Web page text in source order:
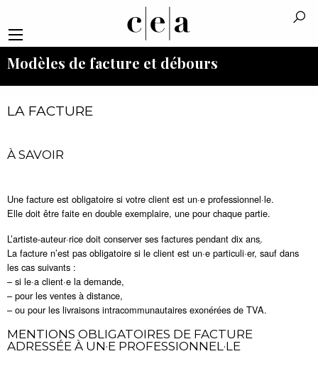
Modèles de facture et débours
LA FACTURE
À SAVOIR
Une facture est obligatoire si votre client est un·e professionnel·le.
Elle doit être faite en double exemplaire, une pour chaque partie.
L’artiste-auteur·rice doit conserver ses factures pendant dix ansֵ.
La facture n’est pas obligatoire si le client est un·e particuli·er, sauf dans
les cas suivants :
– si le·a client·e la demande,
– pour les ventes à distance,
– ou pour les livraisons intracommunautaires exonérées de TVA.
MENTIONS OBLIGATOIRES DE FACTURE
ADRESSÉE À UN·E PROFESSIONNEL·LE